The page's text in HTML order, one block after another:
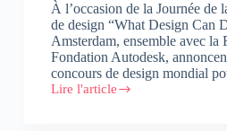
À l’occasion de la Journée de
de design “What Design Can
Amsterdam, ensemble avec
Fondation Autodesk,
concours de design mondial
Lire l'article
What